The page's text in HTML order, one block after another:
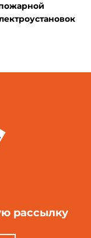
рассылку